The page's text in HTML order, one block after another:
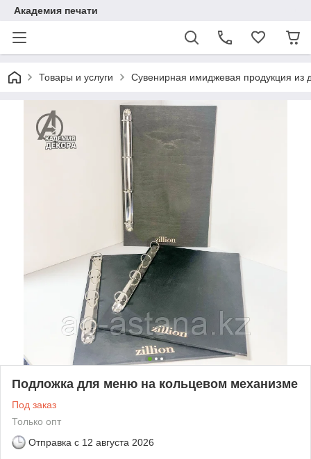
Академия печати
Товары и услуги Сувенирная имиджевая продукция из
Подложка для меню на кольцевом механизме
Под заказ
Только опт
Отправка с 12 августа 2026